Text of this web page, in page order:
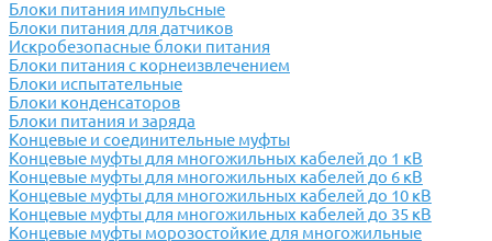
Блоки питания импульсные
Блоки питания для датчиков
Искробезопасные блоки питания
Блоки питания с корнеизвлечением
Блоки испытательные
Блоки конденсаторов
Блоки питания и заряда
Концевые и соединительные муфты
Концевые муфты для многожильных кабелей до 1 кВ
Концевые муфты для многожильных кабелей до 6 кВ
Концевые муфты для многожильных кабелей до 10 кВ
Концевые муфты для многожильных кабелей до 35 кВ
Концевые муфты морозостойкие для многожильные